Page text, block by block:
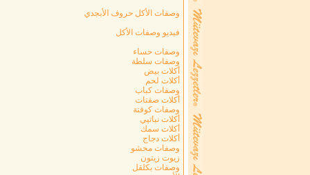
وصفات الأكل حروف الأبجدي
فيديو وصفات الأكل
وصفات حساء
وصفات سلطة
أكلات بيض
أكلات لحم
وصفات كباب
أكلات صقتات
وصفات كوفتة
أكلات نباتيي
أكلات سمك
أكلات دجاج
وصفات محشو
زيوت زيتون
وصفات بكلقل